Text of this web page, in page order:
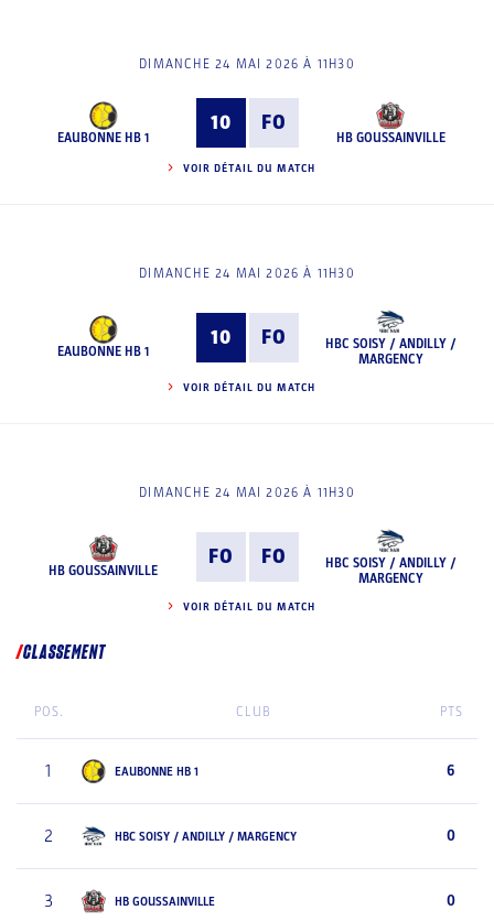
DIMANCHE 24 MAI 2026 À 11H30
EAUBONNE HB 1
10 FO
HB GOUSSAINVILLE
VOIR DÉTAIL DU MATCH
DIMANCHE 24 MAI 2026 À 11H30
EAUBONNE HB 1
10 FO
HBC SOISY / ANDILLY /
MARGENCY
VOIR DÉTAIL DU MATCH
DIMANCHE 24 MAI 2026 À 11H30
HB GOUSSAINVILLE
FO FO
HBC SOISY / ANDILLY /
MARGENCY
VOIR DÉTAIL DU MATCH
CLASSEMENT
POS. CLUB PTS
1 EAUBONNE HB 1 6
2 HBC SOISY / ANDILLY / MARGENCY 0
3 HB GOUSSAINVILLE 0